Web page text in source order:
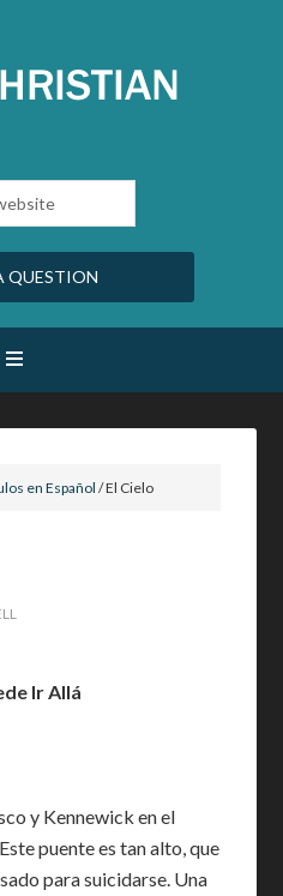
QUESTION
en Español /El Cielo
Ir Allá
y Kennewick en el
puente es tan alto, que
para suicidarse. Una